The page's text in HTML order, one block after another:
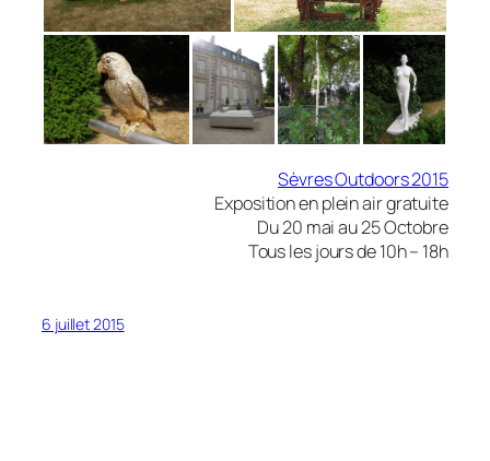
Sèvres Outdoors 2015
Exposition en plein air gratuite
Du 20 mai au 25 Octobre
Tous les jours de 10h – 18h
6 juillet 2015